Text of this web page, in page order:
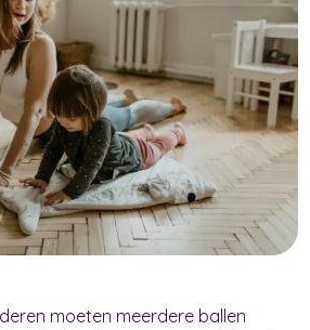
moeten meerdere ballen